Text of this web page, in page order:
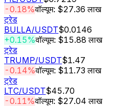
-0.18%वॉल्यूम: $27.36 लाख
ट्रेड
BULLA/USDT$0.0146
+0.15%वॉल्यूम: $15.88 लाख
ट्रेड
TRUMP/USDT$1.47
-0.14%वॉल्यूम: $11.73 लाख
ट्रेड
LTC/USDT$45.70
-0.11%वॉल्यूम: $27.04 लाख